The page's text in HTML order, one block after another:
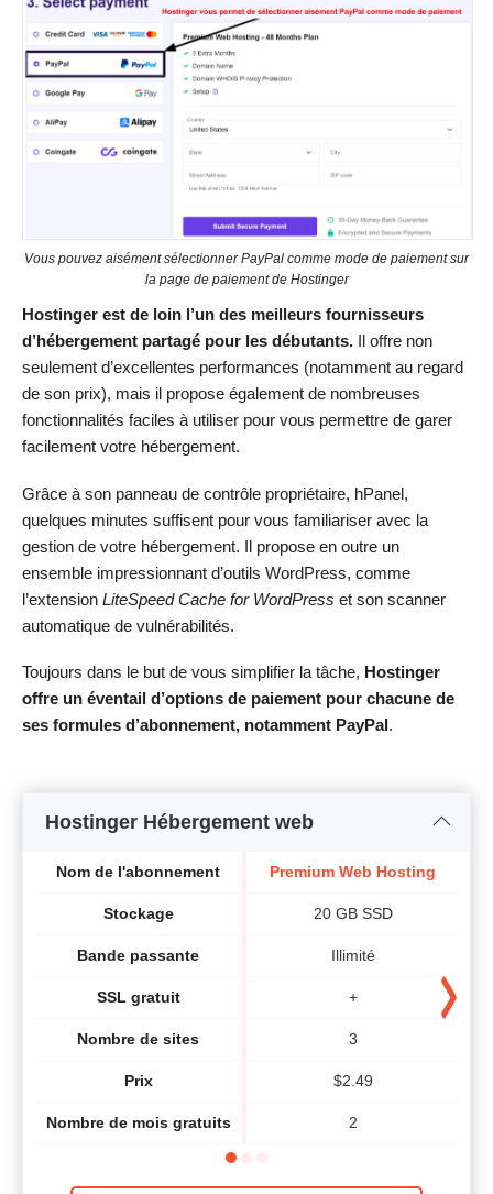
Vous pouvez aisément sélectionner PayPal comme mode de paiement sur
la page de paiement de Hostinger
Hostinger est de loin l’un des meilleurs fournisseurs
d’hébergement partagé pour les débutants. Il offre non
seulement d’excellentes performances (notamment au regard
de son prix), mais il propose également de nombreuses
fonctionnalités faciles à utiliser pour vous permettre de garer
facilement votre hébergement.
Grâce à son panneau de contrôle propriétaire, hPanel,
quelques minutes suffisent pour vous familiariser avec la
gestion de votre hébergement. Il propose en outre un
ensemble impressionnant d’outils WordPress, comme
l’extension LiteSpeed Cache for WordPress et son scanner
automatique de vulnérabilités.
Toujours dans le but de vous simplifier la tâche, Hostinger
offre un éventail d’options de paiement pour chacune de
ses formules d’abonnement, notamment PayPal.
Hostinger Hébergement web
Nom de l'abonnement
Stockage
Bande passante
SSL gratuit
Nombre de sites
Prix
Nombre de mois gratuits
Premium Web Hosting
20 GB SSD
Illimité
+
3
$2.49
2